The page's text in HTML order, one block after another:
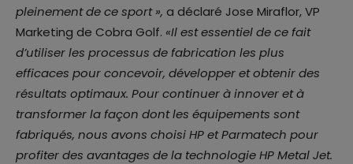
pleinement de ce sport », a déclaré Jose Miraflor, VP
Marketing de Cobra Golf. «Il est essentiel de ce fait
d’utiliser les processus de fabrication les plus
efficaces pour concevoir, développer et obtenir des
résultats optimaux. Pour continuer à innover et à
transformer la façon dont les équipements sont
fabriqués, nous avons choisi HP et Parmatech pour
profiter des avantages de la technologie HP Metal Jet.